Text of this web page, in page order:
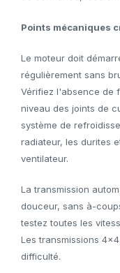
Points mécaniques
Le moteur doit
régulièrement sans
Vérifiez l'absence de
niveau des joints de
système de
radiateur, les durites
ventilateur.
La transmission
douceur, sans à-
testez toutes les
Les transmissions
difficulté.